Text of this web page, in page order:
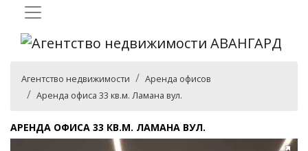
Агентство недвижимости
Аренда офисов
Аренда офиса 33 кв.м. Ламана вул.
АРЕНДА ОФИСА 33 КВ.М. ЛАМАНА ВУЛ.